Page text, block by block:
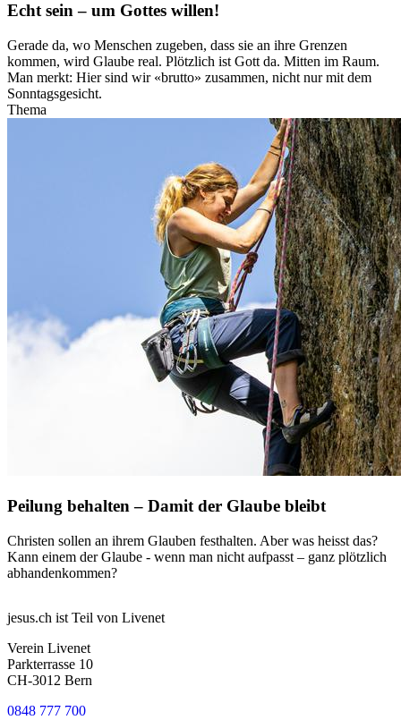
Echt sein – um Gottes willen!
Gerade da, wo Menschen zugeben, dass sie an ihre Grenzen
kommen, wird Glaube real. Plötzlich ist Gott da. Mitten im Raum.
Man merkt: Hier sind wir «brutto» zusammen, nicht nur mit dem
Sonntagsgesicht.
Thema
Peilung behalten – Damit der Glaube bleibt
Christen sollen an ihrem Glauben festhalten. Aber was heisst das?
Kann einem der Glaube - wenn man nicht aufpasst – ganz plötzlich
abhandenkommen?
jesus.ch ist Teil von Livenet
Verein Livenet
Parkterrasse 10
CH-3012 Bern
0848 777 700